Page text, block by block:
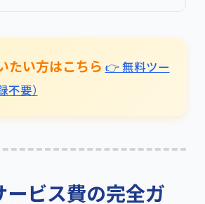
たい方はこちら 👉 無料ツー
不要）
ービス費の完全ガ